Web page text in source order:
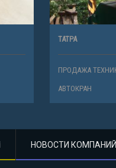
НОВОСТИ КОМПАНИЙ